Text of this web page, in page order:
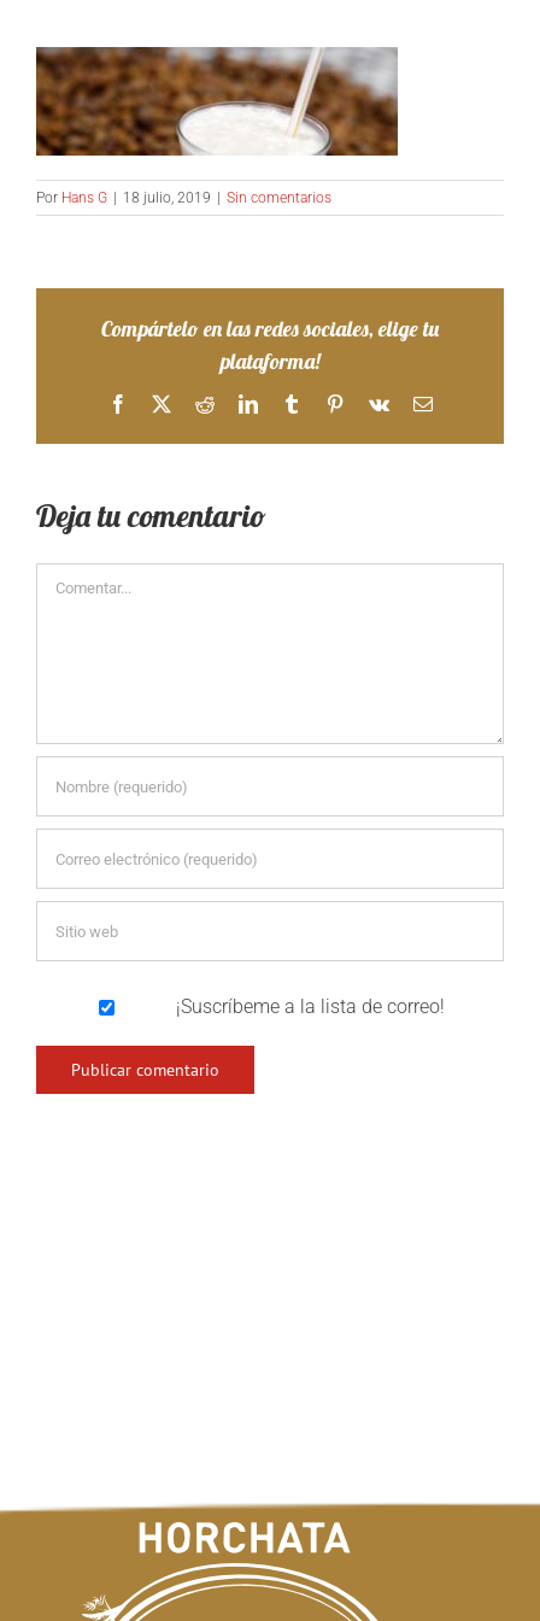
Por Hans G 18 julio, 2019 Sin comentarios
Compártelo en las redes sociales, elige tu
plataforma!
Facebook
X RedditLinkedInTumblrPinterest
Vk
Correo
Deja tu comentario
¡Suscríbeme a la lista de correo!